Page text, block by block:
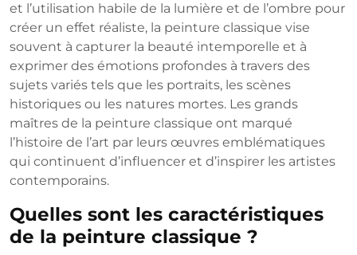
et l’utilisation habile de la lumière et de l’ombre pour
créer un effet réaliste, la peinture classique vise
souvent à capturer la beauté intemporelle et à
exprimer des émotions profondes à travers des
sujets variés tels que les portraits, les scènes
historiques ou les natures mortes. Les grands
maîtres de la peinture classique ont marqué
l’histoire de l’art par leurs œuvres emblématiques
qui continuent d’influencer et d’inspirer les artistes
contemporains.
Quelles sont les caractéristiques
de la peinture classique ?